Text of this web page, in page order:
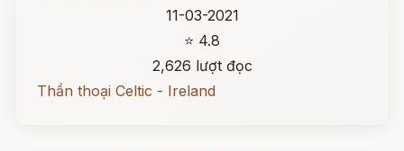
11-03-2021
⭐ 4.8
2,626 lượt đọc
Thần thoại Celtic - Ireland